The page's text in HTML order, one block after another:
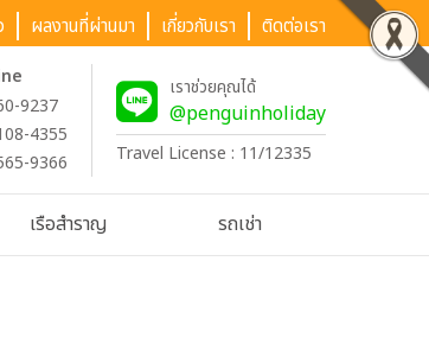
ผลงานที่ผ่านมา เกี่ยวกับเรา ติดต่อเรา
9237
4355
9366
เราช่วยคุณได้
@penguinholiday
Travel License : 11/12335
เรือสำราญ รถเช่า